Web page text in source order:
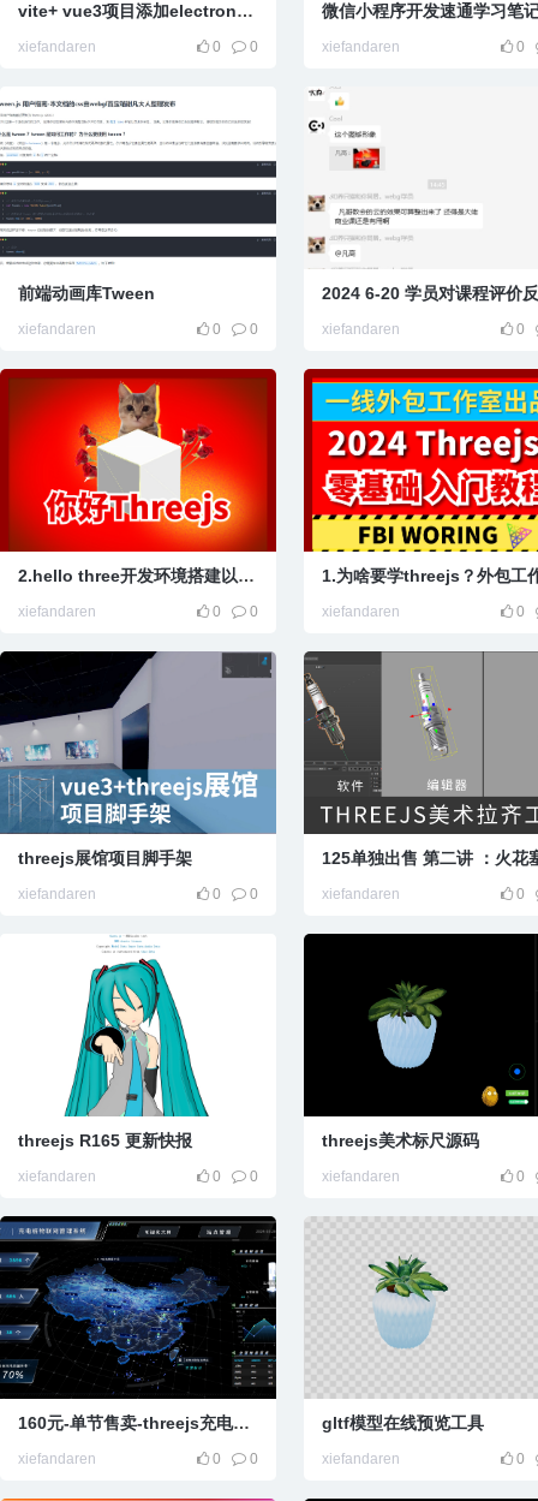
vite+ vue3项目添加electron，并electron打
0 0
xiefandaren
微信小程序开发速通学习笔
0
xiefandaren
前端动画库Tween
0 0
xiefandaren
2024 6-20 学员对课程评价
0
xiefandaren
2.hello three开发环境搭建以及 第一个thre
0 0
xiefandaren 0
xiefandaren
threejs展馆项目脚手架
0 0
xiefandaren 0
xiefandaren
threejs R165 更新快报
0 0
xiefandaren
threejs美术标尺源码
0
xiefandaren
160元-单节售卖-threejs充电桩科技风物联网
0 0
xiefandaren
gltf模型在线预览工具
0
xiefandaren